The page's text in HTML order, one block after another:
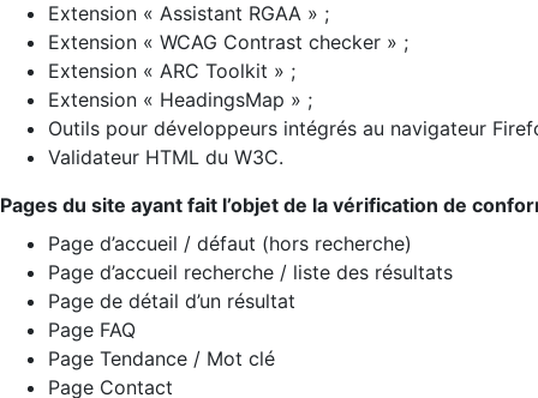
Extension « Assistant RGAA » ;
Extension « WCAG Contrast checker » ;
Extension « ARC Toolkit » ;
Extension « HeadingsMap » ;
Outils pour développeurs intégrés au navigateur
Validateur HTML du W3C.
Pages du site ayant fait l’objet de la vérification de
Page d’accueil / défaut (hors recherche)
Page d’accueil recherche / liste des résultats
Page de détail d’un résultat
Page FAQ
Page Tendance / Mot clé
Page Contact